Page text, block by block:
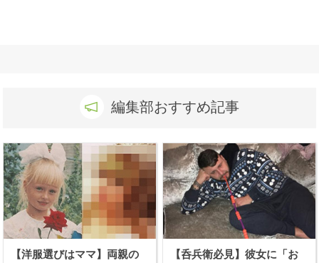
編集部おすすめ記事
【洋服選びはママ】両親の
【呑兵衛必見】彼女に「お